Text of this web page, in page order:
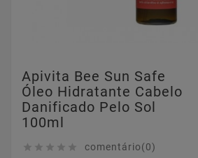
Apivita Bee Sun Safe
Óleo Hidratante Cabelo
Danificado Pelo Sol
100ml
     comentário(0)